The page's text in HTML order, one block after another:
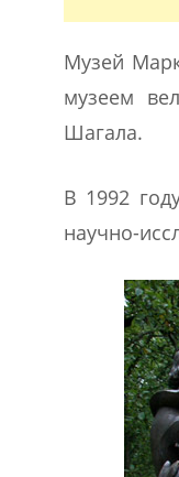
Музей
музеем
Шагала.
В 1992
научно-